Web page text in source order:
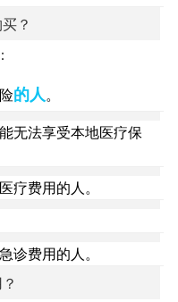
？
的人。
无法享受本地医疗保
疗费用的人。
诊费用的人。